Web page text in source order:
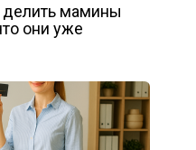
делить мамины
они уже